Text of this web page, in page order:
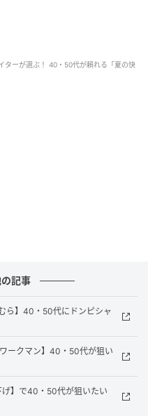
したサテンブラウ
ターが選ぶ！ 40・50代が頼れる「夏の快
記事
ら】40・50代にドンピシャ
ークマン】40・50代が狙い
】で40・50代が狙いたい